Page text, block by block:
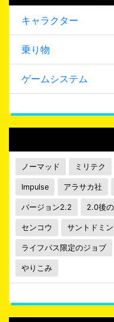
キャラクター
乗り物
ゲームシステム
ノーマッド ミリテク
Impulse アラサカ社
バージョン2.2 2.0後
センコウ サントドミ
ライフパス限定のジョブ
やりこみ